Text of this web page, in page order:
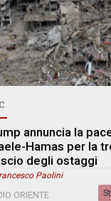
annuncia la
Hamas per la
degli ostaggi
Paolini
ORIENTE